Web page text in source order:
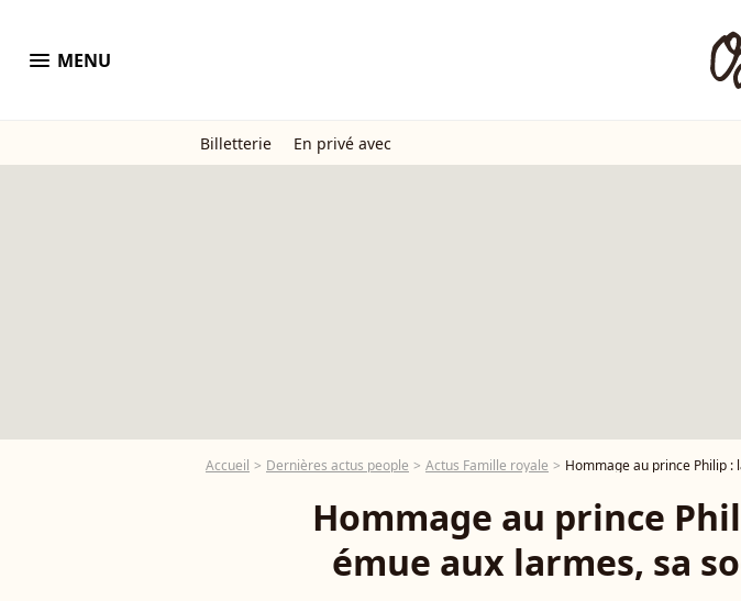
menu MENU
Billetterie En privé avec
Accueil Dernières actus people Actus Famille royale Hommage au prince Philip :
Hommage au prince
émue aux larmes, sa